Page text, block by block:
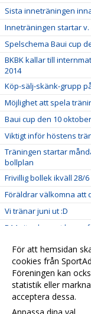
Sista inneträningen
Inneträningen startar v.
Spelschema Baui cup
BKBK kallar till
2014
Köp-sälj-skänk-grupp
Möjlighet att spela
Baui cup den 10 oktober
Viktigt inför höstens
Träningen startar
bollplan
Frivillig bollek ikväll 28/
Föräldrar välkomna att
Vi tränar juni ut :D
P14 vit och svart har
Ny ledare i P14 Vit:
Vill du engagera dig
Uteträningen startar
För att hemsidan
cookies från
Föreningen kan
statistik eller
acceptera dessa.